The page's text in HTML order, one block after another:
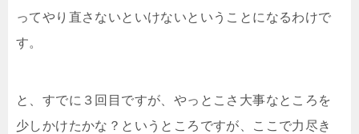
ってやり直さないといけないということになるわけで
す。
と、すでに３回目ですが、やっとこさ大事なところを
少しかけたかな？というところですが、ここで力尽き